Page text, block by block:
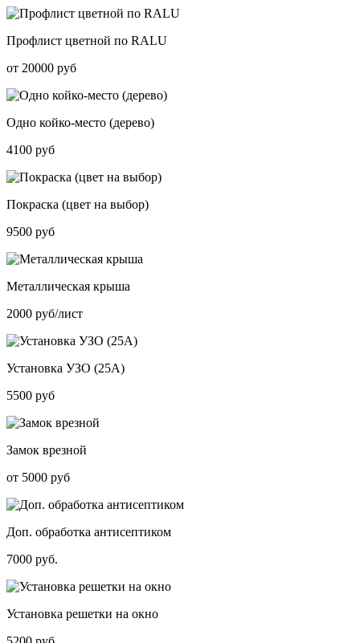
Профлист цветной по RALU
от 20000 руб
Одно койко-место (дерево)
4100 руб
Покраска (цвет на выбор)
9500 руб
Металлическая крыша
2000 руб/лист
Установка УЗО (25А)
5500 руб
Замок врезной
от 5000 руб
Доп. обработка антисептиком
7000 руб.
Установка решетки на окно